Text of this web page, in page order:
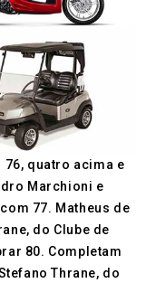
76, quatro acima e
Marchioni e
77. Matheus de
do Clube de
80. Completam
Thrane, do